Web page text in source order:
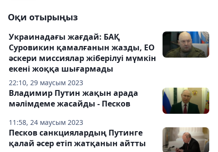
Оқи отырыңыз
22:10, 29 маусым 2023
Украинадағы жағдай: БАҚ
Суровикин қамалғанын жазды, ЕО
әскери миссиялар жіберілуі мүмкін
екені жоққа шығармады
11:58, 24 маусым 2023
Владимир Путин жақын арада
мәлімдеме жасайды - Песков
Песков санкциялардың Путинге
қалай әсер етіп жатқанын айтты